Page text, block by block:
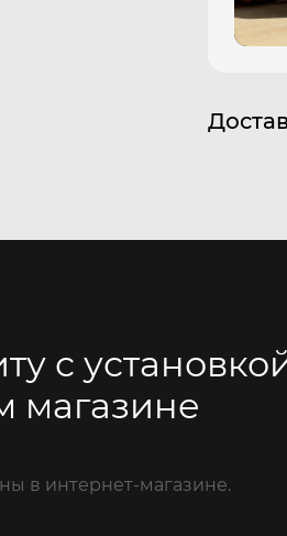
с
магазине
в интернет-магазине.